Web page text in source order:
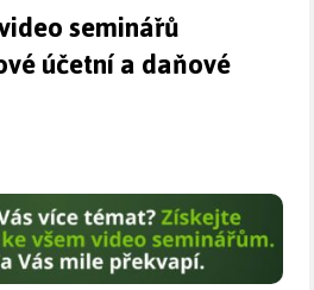
seminářů
účetní a daňové